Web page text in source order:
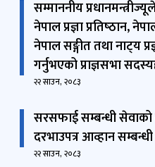
सम्माननीय
नेपाल प्रज्ञा प्रतिष्‍ठान,
नेपाल सङ्गीत तथा नाट्‍य
गर्नुभएको प्राज्ञसभा
२२ साउन, २०८३
सरसफाई सम्बन्धी सेवाको
दरभाउपत्र आव्हान
२२ साउन, २०८३